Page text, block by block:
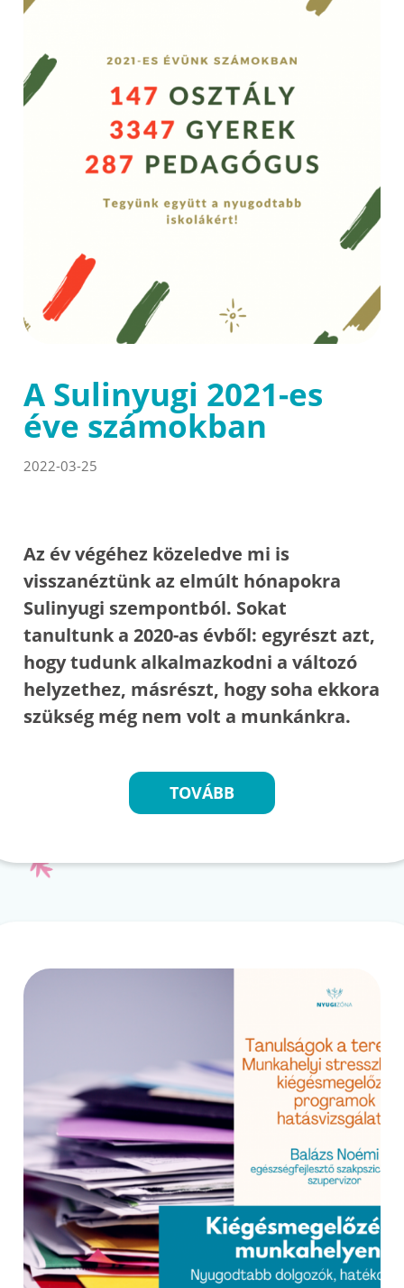
A Sulinyugi 2021-es
éve számokban
2022-03-25
Az év végéhez közeledve mi is
visszanéztünk az elmúlt hónapokra
Sulinyugi szempontból. Sokat
tanultunk a 2020-as évből: egyrészt azt,
hogy tudunk alkalmazkodni a változó
helyzethez, másrészt, hogy soha ekkora
szükség még nem volt a munkánkra.
TOVÁBB